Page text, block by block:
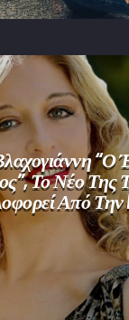
“Ο
Το Νέο Της
Από Την